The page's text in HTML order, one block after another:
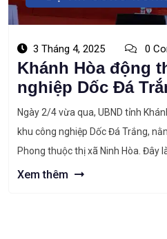
3 Tháng 4, 2025 0
Khánh Hòa động
nghiệp Dốc Đá
Ngày 2/4 vừa qua, UBND tỉnh
khu công nghiệp Dốc Đá Trắng,
Phong thuộc thị xã Ninh Hòa. Đây
tổng mức đầu tư đạt 1.807 tỷ đồng
Xem thêm